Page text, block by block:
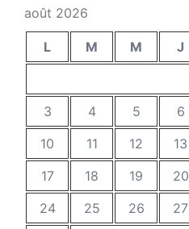
août 2026
L M M J
3
4 5 6
10
11 12 13
17
18 19 20
24
25 26 27